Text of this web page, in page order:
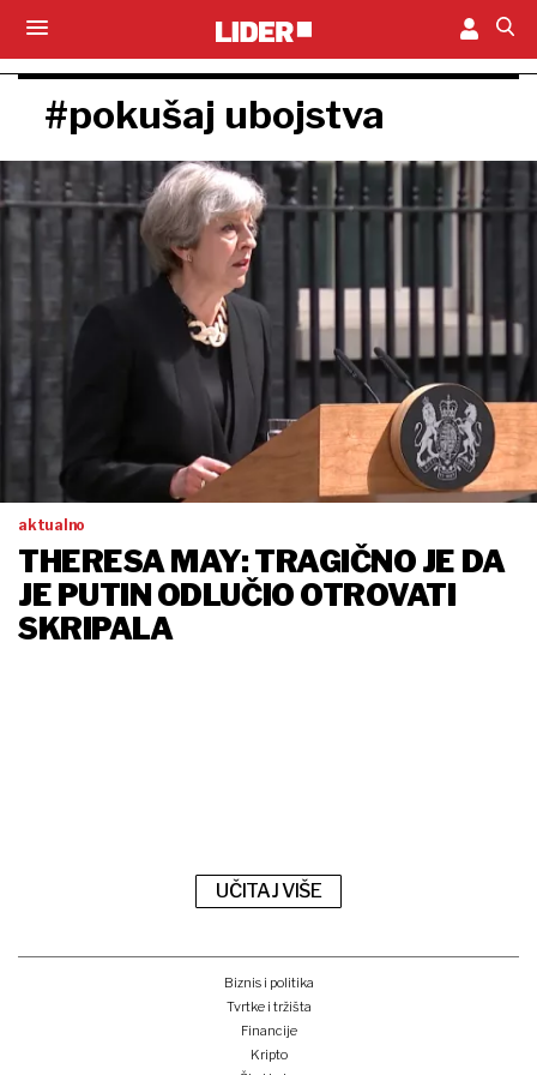
#pokušaj ubojstva
aktualno
THERESA MAY: TRAGIČNO JE DA
JE PUTIN ODLUČIO OTROVATI
SKRIPALA
UČITAJ VIŠE
Biznis i politika
Tvrtke i tržišta
Financije
Kripto